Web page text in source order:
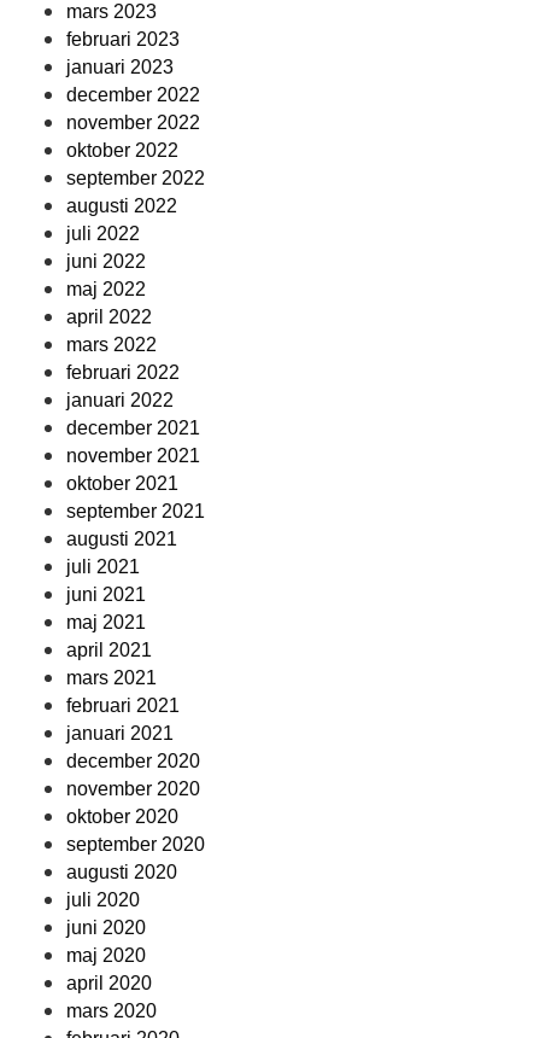
mars 2023
februari 2023
januari 2023
december 2022
november 2022
oktober 2022
september 2022
augusti 2022
juli 2022
juni 2022
maj 2022
april 2022
mars 2022
februari 2022
januari 2022
december 2021
november 2021
oktober 2021
september 2021
augusti 2021
juli 2021
juni 2021
maj 2021
april 2021
mars 2021
februari 2021
januari 2021
december 2020
november 2020
oktober 2020
september 2020
augusti 2020
juli 2020
juni 2020
maj 2020
april 2020
mars 2020